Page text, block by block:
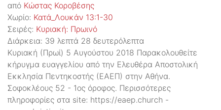
από Κώστας Κοροβέσης
Χωρίο: Κατά_Λουκάν 13:1-30
Σειρές: Kυριακή: Πρωινό
Διάρκεια: 39 λεπτά 28 δευτερόλεπτα
Κυριακή (Πρωί) 5 Αυγούστου 2018 Παρακολουθείτε
κήρυγμα ευαγγελίου από την Ελευθέρα Αποστολική
Εκκλησία Πεντηκοστής (ΕΑΕΠ) στην Αθήνα.
Σοφοκλέους 52 - 1ος όροφος. Περισσότερες
πληροφορίες στα site: https://eaep.church -